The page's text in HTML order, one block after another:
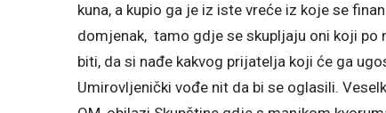
kuna, a kupio ga je iz iste vreće iz koje se
domjenak, tamo gdje se skupljaju oni koji po
biti, da si nađe kakvog prijatelja koji će ga
Umirovljenički vođe nit da bi se oglasili.